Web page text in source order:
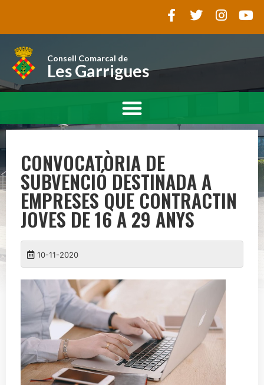
Consell Comarcal de
Les Garrigues
CONVOCATÒRIA DE
SUBVENCIÓ DESTINADA A
EMPRESES QUE CONTRACTIN
JOVES DE 16 A 29 ANYS
10-11-2020